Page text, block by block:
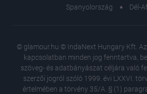
Spanyolország
Dél-
© glamour.hu © IndaNext Hungary Kft.
kapcsolatban minden jog fenntartva,
szöveg- és adatbányászat céljára való
szerzői jogról szóló 1999. évi LXXVI.
értelmében a törvény 35/A. § (1)